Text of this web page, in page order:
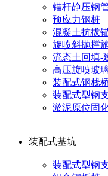
锚杆静压钢
预应力钢桩
混凝土抗拔
旋喷斜抛撑
流态土回填-
高压旋喷玻
装配式钢栈
装配式型钢
淤泥原位固
装配式基坑
装配式型钢